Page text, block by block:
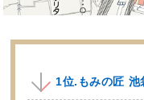
1位.もみの匠 池